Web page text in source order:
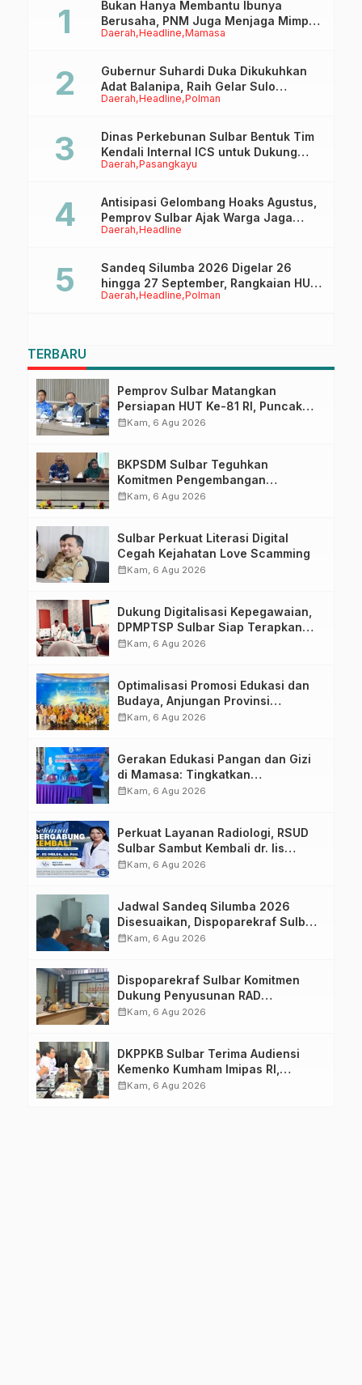
Daerah Headline Mamasa
Bukan Hanya Membantu Ibunya
Berusaha, PNM Juga Menjaga Mimpi
Anaknya Untuk Menggapai Cita-Cita
Daerah Headline Polman
Gubernur Suhardi Duka Dikukuhkan
Adat Balanipa, Raih Gelar Sulo
Tappidena
Daerah Pasangkayu
Dinas Perkebunan Sulbar Bentuk Tim
Kendali Internal ICS untuk Dukung
Sertifikasi ISPO Pekebun di
Daerah Headline
Antisipasi Gelombang Hoaks Agustus,
Pemprov Sulbar Ajak Warga Jaga
Ruang Digital
Daerah Headline Polman
Sandeq Silumba 2026 Digelar 26
hingga 27 September, Rangkaian HUT
Sulbar
TERBARU
Pemprov Sulbar Matangkan
Persiapan HUT Ke-81 RI, Puncak
Upacara di Lapangan Ahmad
calendar_monthKam, 6 Agu 2026
BKPSDM Sulbar Teguhkan
Komitmen Pengembangan
Kompetensi ASN melalui
calendar_monthKam, 6 Agu 2026
Sulbar Perkuat Literasi Digital
Cegah Kejahatan Love Scamming
calendar_monthKam, 6 Agu 2026
Dukung Digitalisasi Kepegawaian,
DPMPTSP Sulbar Siap Terapkan
Aplikasi FLEKSI ASN
calendar_monthKam, 6 Agu 2026
Optimalisasi Promosi Edukasi dan
Budaya, Anjungan Provinsi
Sulawesi Barat Perkuat Kolaborasi
calendar_monthKam, 6 Agu 2026
Gerakan Edukasi Pangan dan Gizi
di Mamasa: Tingkatkan
Pengetahuan dan Keterampilan
calendar_monthKam, 6 Agu 2026
Perkuat Layanan Radiologi, RSUD
Sulbar Sambut Kembali dr. Iis
Imelda, Sp.Rad
calendar_monthKam, 6 Agu 2026
Jadwal Sandeq Silumba 2026
Disesuaikan, Dispoparekraf Sulbar
Pastikan Persiapan Tetap
calendar_monthKam, 6 Agu 2026
Dispoparekraf Sulbar Komitmen
Dukung Penyusunan RAD
TPB/SDGs Sulawesi Barat
calendar_monthKam, 6 Agu 2026
DKPPKB Sulbar Terima Audiensi
Kemenko Kumham Imipas RI,
Perkuat Pelayanan Kesehatan bagi
calendar_monthKam, 6 Agu 2026